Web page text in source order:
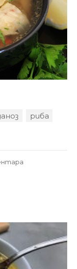
риба